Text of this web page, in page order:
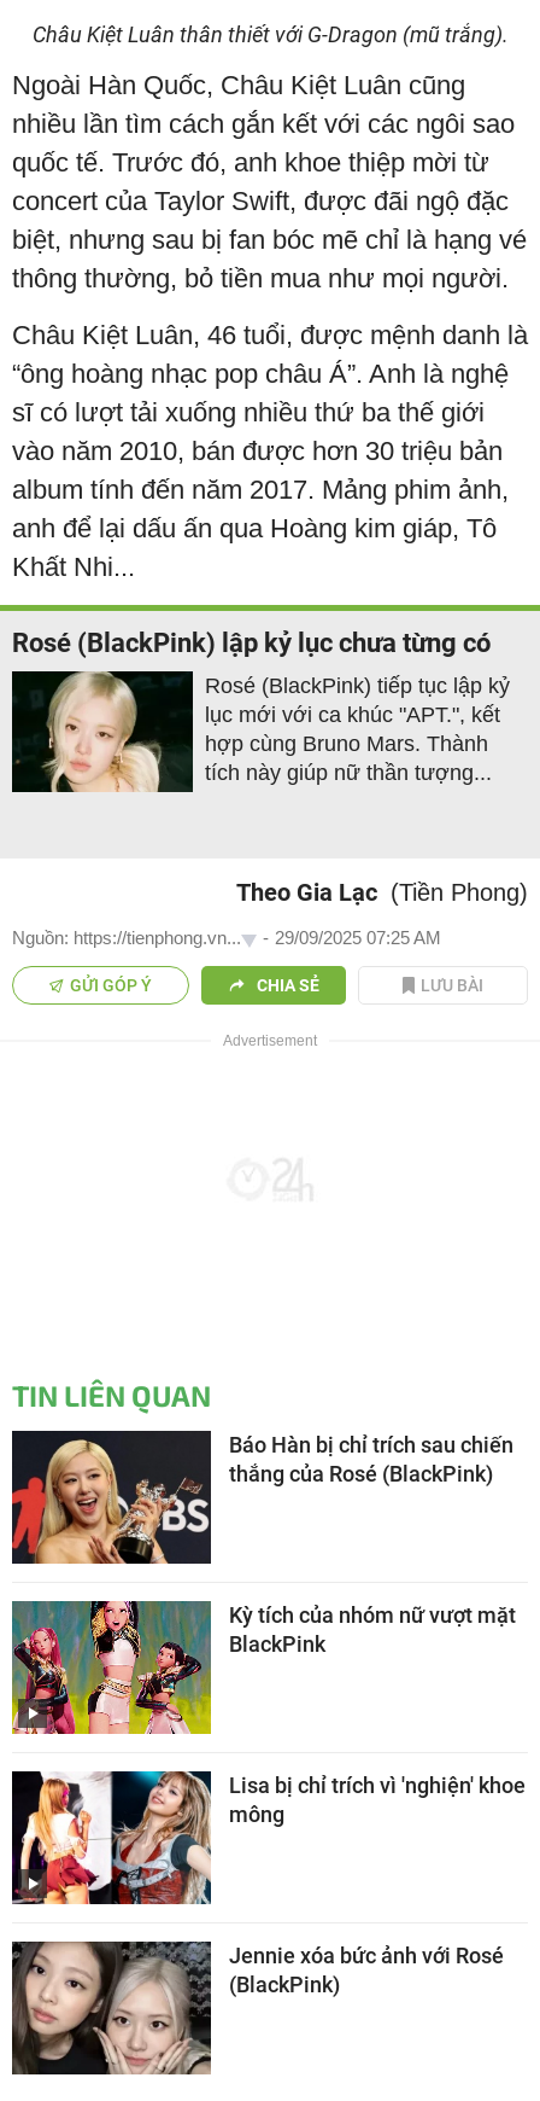
Châu Kiệt Luân thân thiết với G-Dragon (mũ trắng).
Ngoài Hàn Quốc, Châu Kiệt Luân cũng
nhiều lần tìm cách gắn kết với các ngôi sao
quốc tế. Trước đó, anh khoe thiệp mời từ
concert của Taylor Swift, được đãi ngộ đặc
biệt, nhưng sau bị fan bóc mẽ chỉ là hạng vé
thông thường, bỏ tiền mua như mọi người.
Châu Kiệt Luân, 46 tuổi, được mệnh danh là
“ông hoàng nhạc pop châu Á”. Anh là nghệ
sĩ có lượt tải xuống nhiều thứ ba thế giới
vào năm 2010, bán được hơn 30 triệu bản
album tính đến năm 2017. Mảng phim ảnh,
anh để lại dấu ấn qua Hoàng kim giáp, Tô
Khất Nhi...
Rosé (BlackPink) lập kỷ lục chưa từng có
Rosé (BlackPink) tiếp tục lập kỷ
lục mới với ca khúc "APT.", kết
hợp cùng Bruno Mars. Thành
tích này giúp nữ thần tượng...
Theo Gia Lạc (Tiền Phong)
Nguồn: https://tienphong.vn... - 29/09/2025 07:25 AM
GỬI GÓP Ý CHIA SẺ LƯU BÀI
TIN LIÊN QUAN
Báo Hàn bị chỉ trích sau chiến
thắng của Rosé (BlackPink)
Kỳ tích của nhóm nữ vượt mặt
BlackPink
Lisa bị chỉ trích vì 'nghiện' khoe
mông
Jennie xóa bức ảnh với Rosé
(BlackPink)